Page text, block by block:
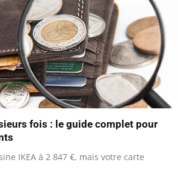
fois : le guide complet pour
IKEA à 2 847 €, mais votre carte